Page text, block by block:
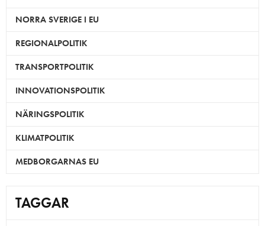
NORRA SVERIGE I EU
REGIONALPOLITIK
TRANSPORTPOLITIK
INNOVATIONSPOLITIK
NÄRINGSPOLITIK
KLIMATPOLITIK
MEDBORGARNAS EU
TAGGAR